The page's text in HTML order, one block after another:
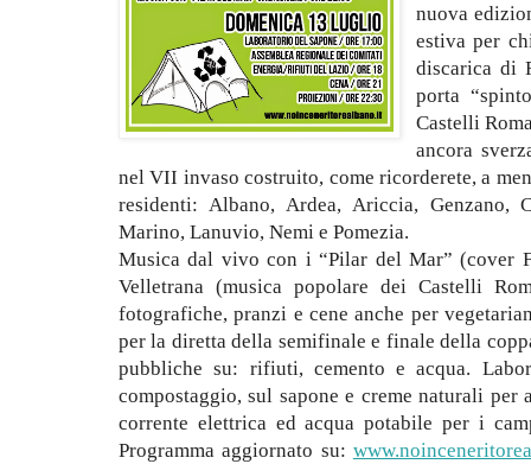
nuova
estiva per
discarica di
porta
Castelli
ancora
nel VII invaso costruito, come ricorderete, a
residenti: Albano, Ardea, Ariccia, Genzano,
Marino, Lanuvio, Nemi e Pomezia.
Musica dal vivo con i “Pilar del Mar” (cover
Velletrana (musica popolare dei Castelli
fotografiche, pranzi e cene anche per
per la diretta della semifinale e finale della
pubbliche su: rifiuti, cemento e acqua.
compostaggio, sul sapone e creme naturali
corrente elettrica ed acqua potabile per i
Programma aggiornato su: